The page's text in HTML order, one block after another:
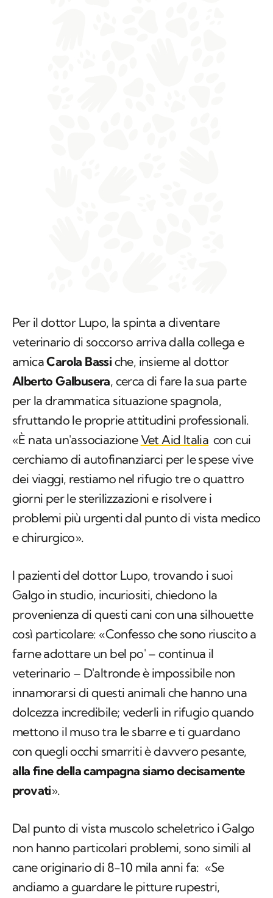
Per il dottor Lupo, la spinta a diventare
veterinario di soccorso arriva dalla collega e
amicaCarola Bassi che, insieme al dottor
Alberto Galbusera, cerca di fare la sua parte
per la drammatica situazione spagnola,
sfruttando le proprie attitudini professionali.
«È nata un'associazioneVet Aid Italia con cui
cerchiamo di autofinanziarci per le spese vive
dei viaggi, restiamo nel rifugio tre o quattro
giorni per le sterilizzazioni e risolvere i
problemi più urgenti dal punto di vista medico
e chirurgico».
I pazienti del dottor Lupo, trovando i suoi
Galgo in studio, incuriositi, chiedono la
provenienza di questi cani con una silhouette
così particolare: «Confesso che sono riuscito a
farne adottare un bel po' – continua il
veterinario – D'altronde è impossibile non
innamorarsi di questi animali che hanno una
dolcezza incredibile; vederli in rifugio quando
mettono il muso tra le sbarre e ti guardano
con quegli occhi smarriti è davvero pesante,
alla fine della campagna siamo decisamente
provati».
Dal punto di vista muscolo scheletrico i Galgo
non hanno particolari problemi, sono simili al
cane originario di 8-10 mila anni fa: «Se
andiamo a guardare le pitture rupestri,